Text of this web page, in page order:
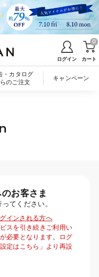
ログイン カート
0
・カタログ
のご注文
キャンペーン
お客さま
てください。
インされる方へ
スを引き続きご利用い
必要となります。ログ
定はこちら」より再設